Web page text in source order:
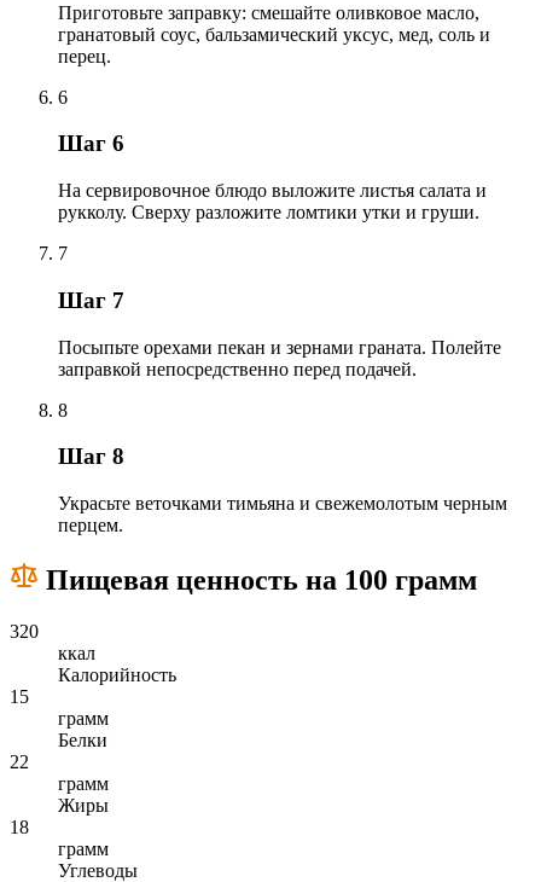
Приготовьте заправку: смешайте оливковое масло,
гранатовый соус, бальзамический уксус, мед, соль и
перец.
6
Шаг 6
На сервировочное блюдо выложите листья салата и
рукколу. Сверху разложите ломтики утки и груши.
7
Шаг 7
Посыпьте орехами пекан и зернами граната. Полейте
заправкой непосредственно перед подачей.
8
Шаг 8
Украсьте веточками тимьяна и свежемолотым черным
перцем.
Пищевая ценность на 100 грамм
320
ккал
Калорийность
15
грамм
Белки
22
грамм
Жиры
18
грамм
Углеводы